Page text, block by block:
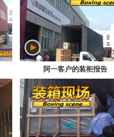
阿一客户的装柜报告